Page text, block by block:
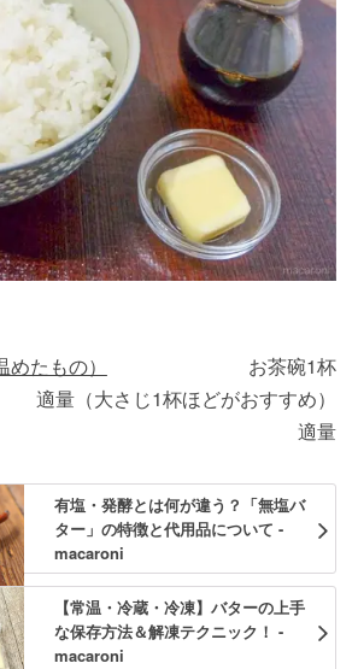
たもの）
お茶碗1杯
適量（大さじ1杯ほどがおすすめ）
適量
有塩・発酵とは何が違う？「無塩バ
ター」の特徴と代用品について -
macaroni
【常温・冷蔵・冷凍】バターの上手
な保存方法＆解凍テクニック！ -
macaroni